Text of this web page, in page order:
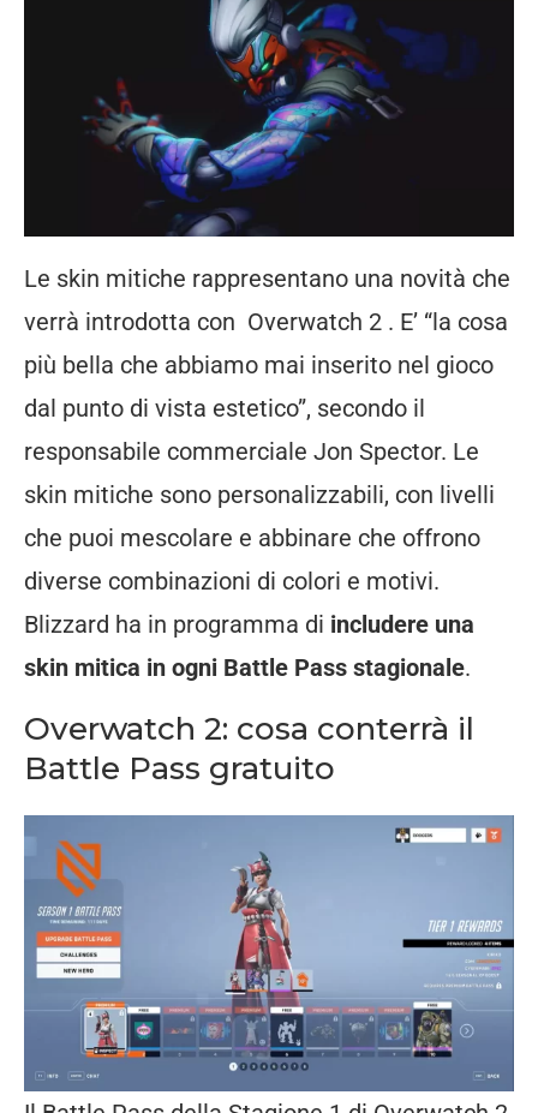
Le skin mitiche rappresentano una novità che
verrà introdotta con Overwatch 2 . E’ “la cosa
più bella che abbiamo mai inserito nel gioco
dal punto di vista estetico”, secondo il
responsabile commerciale Jon Spector. Le
skin mitiche sono personalizzabili, con livelli
che puoi mescolare e abbinare che offrono
diverse combinazioni di colori e motivi.
Blizzard ha in programma di includere una
skin mitica in ogni Battle Pass stagionale.
Overwatch 2: cosa conterrà il
Battle Pass gratuito